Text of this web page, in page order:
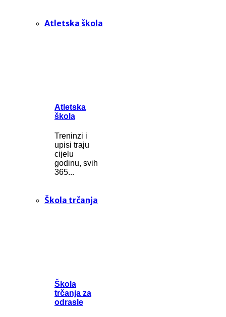
Atletska škola
Atletska
škola
Treninzi i
upisi traju
cijelu
godinu, svih
365...
Škola trčanja
Škola
trčanja za
odrasle